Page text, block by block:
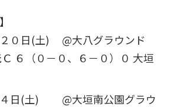
０日(土) @大八グラウンド
６（０－０、６－０）０ 大垣
日(土) @大垣南公園グラウ